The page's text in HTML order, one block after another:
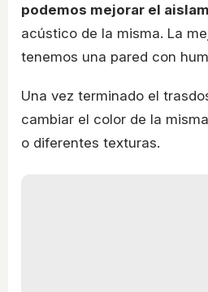
podemos mejorar el
acústico de la misma. La
tenemos una pared con
Una vez terminado el
cambiar el color de la
o diferentes texturas.